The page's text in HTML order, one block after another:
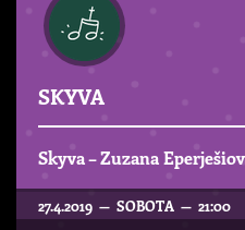
SKYVA
Skyva – Zuzana
27.4.2019 — SOBOTA — 21:00